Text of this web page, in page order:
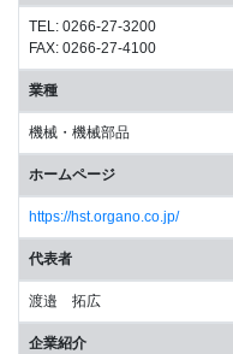
TEL: 0266-27-3200
FAX: 0266-27-4100
業種
機械・機械部品
ホームページ
https://hst.organo.co.jp/
代表者
渡邉 拓広
企業紹介